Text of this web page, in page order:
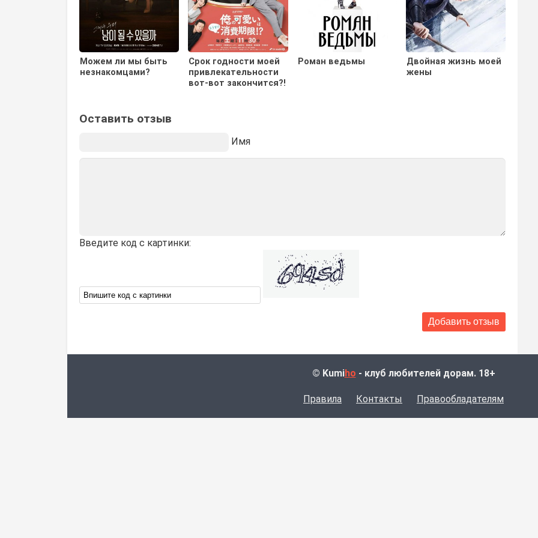
Можем ли мы быть
незнакомцами?
Срок годности моей
привлекательности
вот-вот закончится?!
Роман ведьмы
Двойная жизнь моей
жены
Оставить отзыв
Имя
Введите код с картинки:
© Kumiho - клуб любителей дорам. 18+
Правила Контакты Правообладателям